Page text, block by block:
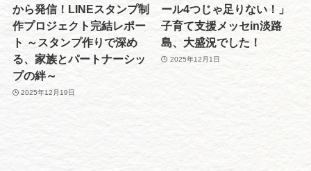
から発信！LINEスタンプ制
作プロジェクト完結レポー
ト ～スタンプ作りで深め
る、家族とパートナーシッ
プの絆～
2025年12月19日
ール4つじゃ足りない！」
子育て支援メッセin淡路
島、大盛況でした！
2025年12月1日